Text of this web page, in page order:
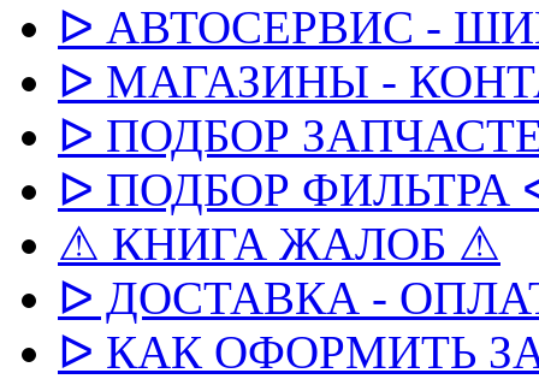
ᐅ АВТОСЕРВИС -
ᐅ МАГАЗИНЫ -
ᐅ ПОДБОР
ᐅ ПОДБОР ФИЛЬТРА
⚠ КНИГА ЖАЛОБ ⚠
ᐅ ДОСТАВКА -
ᐅ КАК ОФОРМИТЬ